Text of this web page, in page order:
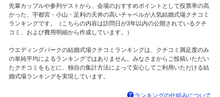
先輩カップルや参列ゲストから、会場のおすすめポイントとして投票率の高
かった、宇都宮・小山・足利の天井の高いチャペルが人気結婚式場クチコミ
ランキングです。（こちらの内容は訪問日が3年以内の公開されているクチ
コミ、および費用明細から作成しています。）
ウエディングパークの結婚式場クチコミランキングは、クチコミ満足度のみ
の単純平均によるランキングではありません。みなさまからご投稿いただい
たクチコミをもとに、独自の集計方法によって安心してご利用いただける結
婚式場ランキングを実現しています。
ランキングの仕組みについて